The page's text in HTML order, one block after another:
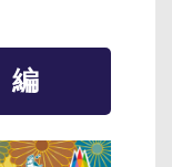
編